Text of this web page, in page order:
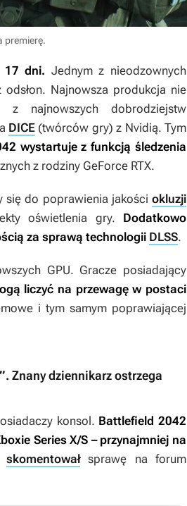
premierę.
17 dni. Jednym z nieodzownych
Najnowsza produkcja nie
najnowszych dobrodziejstw
DICE (twórców gry) z Nvidią. Tym
wystartuje z funkcją śledzenia
z rodziny GeForce RTX.
się do poprawienia jakościokluzji
oświetlenia gry. Dodatkowo
za sprawą technologii DLSS.
GPU. Gracze posiadający
liczyć na przewagę w postaci
i tym samym poprawiającej
Znany dziennikarz ostrzega
konsol. Battlefield 2042
Series X/S – przynajmniej na
skomentowałsprawę na forum